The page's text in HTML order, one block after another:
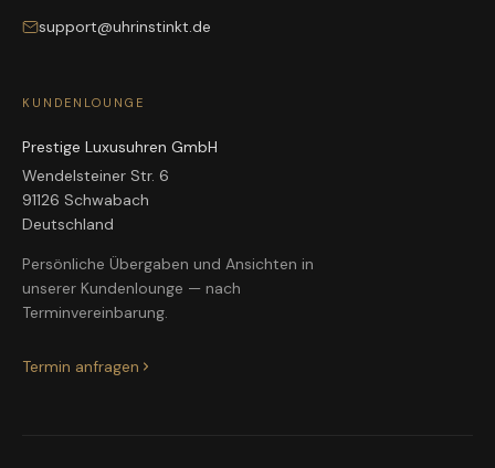
support@uhrinstinkt.de
KUNDENLOUNGE
Prestige Luxusuhren GmbH
Wendelsteiner Str. 6
91126 Schwabach
Deutschland
Persönliche Übergaben und Ansichten in
unserer Kundenlounge — nach
Terminvereinbarung.
Termin anfragen